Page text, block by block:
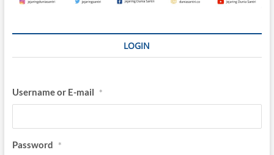
i
t
LOGIN
Username or E-mail *
Password *